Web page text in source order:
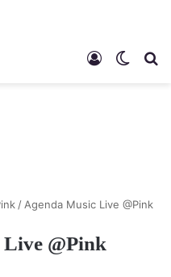
Connexion
/ Agenda Music Live @Pink
@Pink